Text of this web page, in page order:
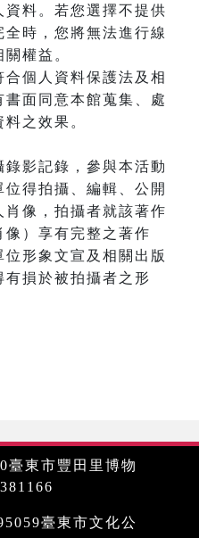
料。若您選擇不提供
時，您將無法進行線
權益。
個人資料保護法及相
面同意本館蒐集、處
之效果。
影記錄，參與本活動
得拍攝、編輯、公開
肖像，拍攝者就該著作
像）享有完整之著作
形象文宣及相關出版
損於被拍攝者之形
臺東市豐田里博物
臺東市文化公